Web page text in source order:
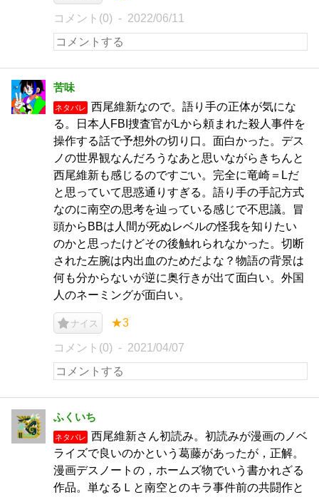
コメント(0) 2022/06/11
苦味
ネタバレ
西尾維新なので。語り手の正体が気にな
る。日本人FBI捜査官がLから頼まれた殺人事件を
操作する話で予想外の切り口。面白かった。デス
ノの世界観なんだろうなあと思いながらきちんと
西尾維新も感じるのですごい。完全に竜崎＝Lだ
と思っていて思惑通りすぎる。語り手の手記方式
なのに南空の思考を辿っている感じで不思議。冒
頭からBBは人間が死ぬレベルの怪我を知りたい
のかと思ったけどその後触れられなかった。切断
された左腕は内出血のためだよな？物語の背景は
何も分からないが逆に奥行きが出て面白い。外国
人のネーミングが面白い。
ナイス ★3
コメント(0) 2021/04/07
ふくいち
ネタバレ
西尾維新さん初読み。初読みが漫画のノベ
ライズで良いのかという葛藤があったが，正解。
漫画デスノートの，ホームズ物でいう書かれざる
作品。単なるＬと南空とのキラ事件前の共闘作と